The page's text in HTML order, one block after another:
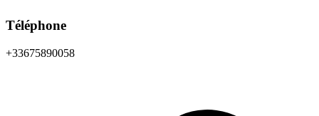
Téléphone
+33675890058